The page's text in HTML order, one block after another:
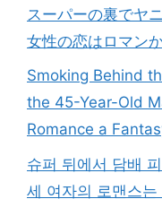
スーパーの裏でヤ
女性の恋はロマン
Smoking Behind
the 45-Year-Old
Romance a
슈퍼 뒤에서 담배
세 여자의 로맨스